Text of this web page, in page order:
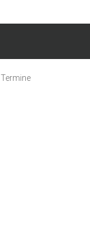
Termine